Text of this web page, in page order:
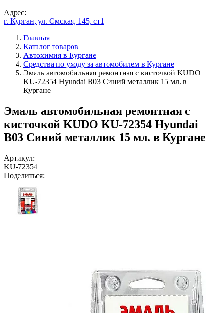
Адрес:
г. Курган, ул. Омская, 145, ст1
Главная
Каталог товаров
Автохимия в Кургане
Средства по уходу за автомобилем в Кургане
Эмаль автомобильная ремонтная с кисточкой KUDO
KU-72354 Hyundai B03 Синий металлик 15 мл. в
Кургане
Эмаль автомобильная ремонтная с
кисточкой KUDO KU-72354 Hyundai
B03 Синий металлик 15 мл. в Кургане
Артикул:
KU-72354
Поделиться: